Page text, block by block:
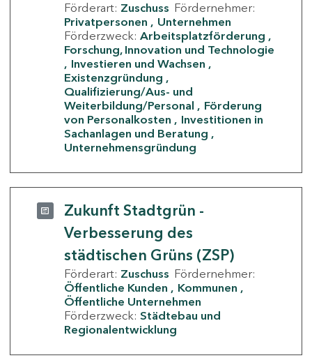
Förderart: Zuschuss Fördernehmer:
Privatpersonen
Unternehmen
Förderzweck: Arbeitsplatzförderung
Forschung, Innovation und Technologie
Investieren und Wachsen
Existenzgründung
Qualifizierung/Aus- und
Weiterbildung/Personal
Förderung
von Personalkosten
Investitionen in
Sachanlagen und Beratung
Unternehmensgründung
Zukunft Stadtgrün -
Verbesserung des
städtischen Grüns (ZSP)
Förderart: Zuschuss Fördernehmer:
Öffentliche Kunden
Kommunen
Öffentliche Unternehmen
Förderzweck: Städtebau und
Regionalentwicklung